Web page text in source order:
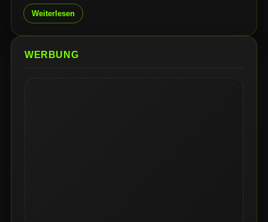
Weiterlesen
WERBUNG